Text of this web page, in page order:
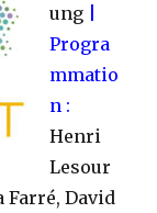
ung
Progra
mmatio
n :
Henri
Lesour
Farré, David